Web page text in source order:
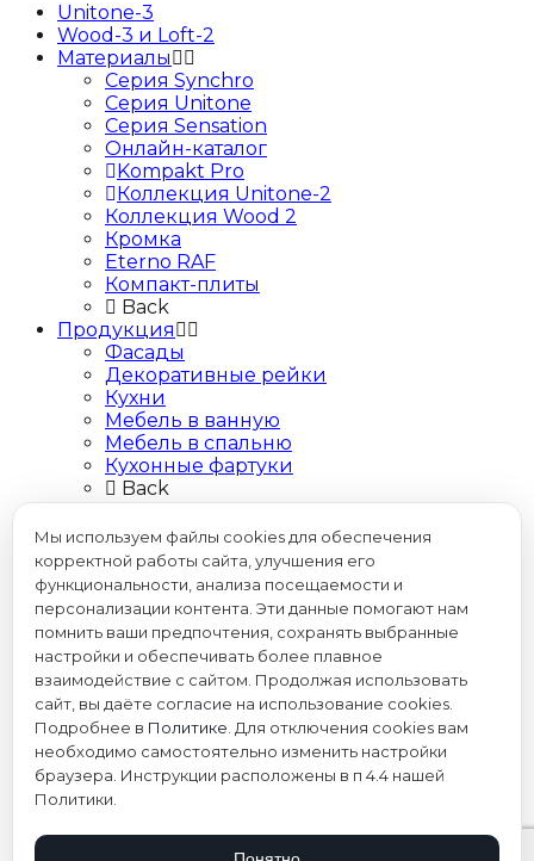
Unitone-3
Wood-3 и Loft-2
Материалы
Серия Synchro
Серия Unitone
Серия Sensation
Онлайн-каталог
Kompakt Pro
Коллекция Unitone-2
Коллекция Wood 2
Кромка
Eterno RAF
Компакт-плиты
Back
Продукция
Фасады
Декоративные рейки
Кухни
Мебель в ванную
Мебель в спальню
Кухонные фартуки
Back
Покупателю
Где купить
Видео
Вопросы и ответы
Интерьеры с нашими материалами
Back
Для бизнеса
Бизнес с Eternо
Образцы
Техническая информация
Карта партнёров
Back
Блог
Мы используем файлы cookies для обеспечения
корректной работы сайта, улучшения его
функциональности, анализа посещаемости и
персонализации контента. Эти данные помогают нам
помнить ваши предпочтения, сохранять выбранные
настройки и обеспечивать более плавное
взаимодействие с сайтом. Продолжая использовать
сайт, вы даёте согласие на использование cookies.
Подробнее в Политике . Для отключения cookies вам
необходимо самостоятельно изменить настройки
браузера. Инструкции расположены в п 4.4 нашей
Политики.